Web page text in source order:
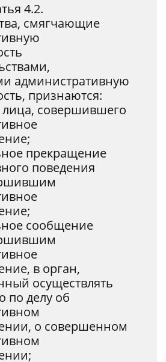
4.2.
смягчающие
административную
признаются:
лица, совершившего
прекращение
поведения
сообщение
в орган,
осуществлять
по делу об
о совершенном